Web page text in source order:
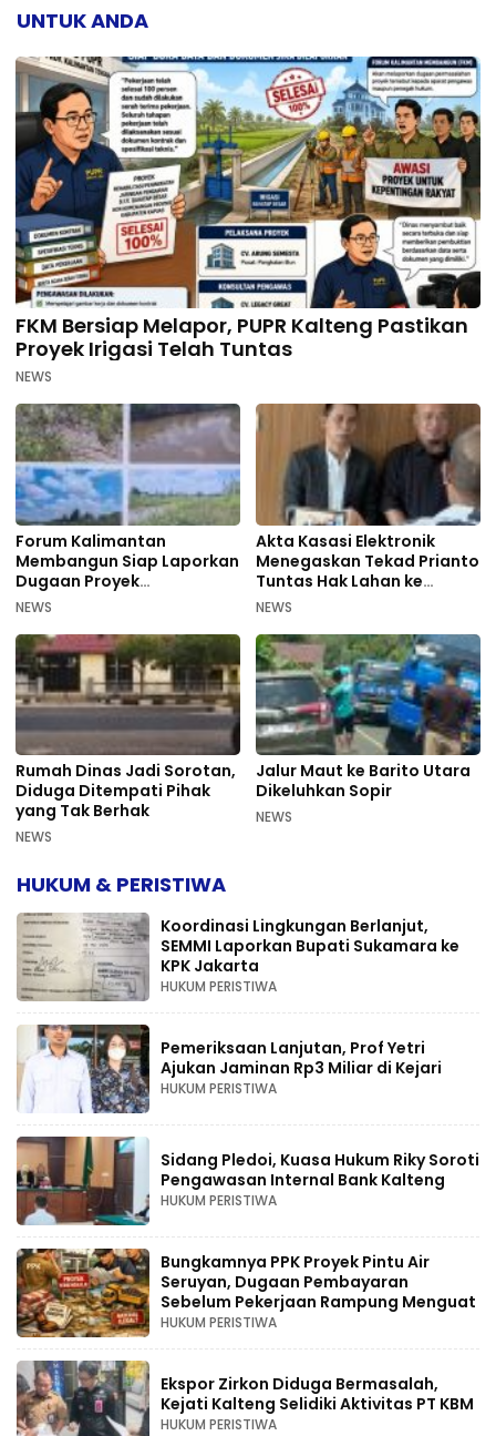
UNTUK ANDA
FKM Bersiap Melapor, PUPR Kalteng Pastikan
Proyek Irigasi Telah Tuntas
NEWS
Forum Kalimantan
Membangun Siap Laporkan
Dugaan Proyek
Bermasalah PUPR Kalteng
NEWS
Akta Kasasi Elektronik
Menegaskan Tekad Prianto
Tuntas Hak Lahan ke
Mahkamah Agung
NEWS
Rumah Dinas Jadi Sorotan,
Diduga Ditempati Pihak
yang Tak Berhak
NEWS
Jalur Maut ke Barito Utara
Dikeluhkan Sopir
NEWS
HUKUM & PERISTIWA
Koordinasi Lingkungan Berlanjut,
SEMMI Laporkan Bupati Sukamara ke
KPK Jakarta
HUKUM PERISTIWA
Pemeriksaan Lanjutan, Prof Yetri
Ajukan Jaminan Rp3 Miliar di Kejari
HUKUM PERISTIWA
Sidang Pledoi, Kuasa Hukum Riky Soroti
Pengawasan Internal Bank Kalteng
HUKUM PERISTIWA
Bungkamnya PPK Proyek Pintu Air
Seruyan, Dugaan Pembayaran
Sebelum Pekerjaan Rampung Menguat
HUKUM PERISTIWA
Ekspor Zirkon Diduga Bermasalah,
Kejati Kalteng Selidiki Aktivitas PT KBM
HUKUM PERISTIWA